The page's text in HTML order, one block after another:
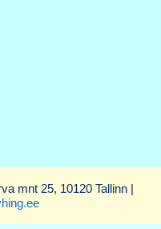
mnt 25, 10120 Tallinn |